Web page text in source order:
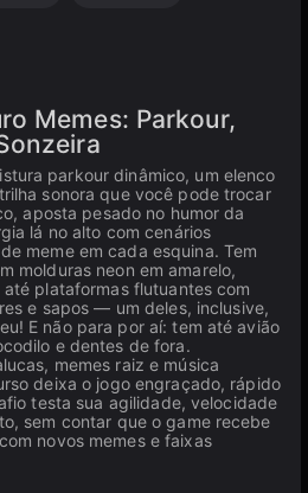
Memes: Parkour,
parkour dinâmico, um elenco
sonora que você pode trocar
aposta pesado no humor da
lá no alto com cenários
meme em cada esquina. Tem
molduras neon em amarelo,
plataformas flutuantes com
e sapos — um deles, inclusive,
E não para por aí: tem até avião
e dentes de fora.
memes raiz e música
deixa o jogo engraçado, rápido
testa sua agilidade, velocidade
sem contar que o game recebe
novos memes e faixas